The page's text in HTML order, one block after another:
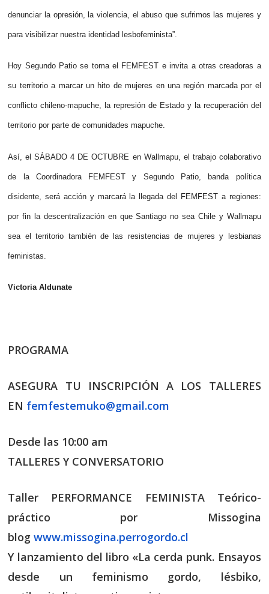
denunciar la opresión, la violencia, el abuso que sufrimos las mujeres y
para visibilizar nuestra identidad lesbofeminista”.
Hoy Segundo Patio se toma el FEMFEST e invita a otras creadoras a
su territorio a marcar un hito de mujeres en una región marcada por el
conflicto chileno-mapuche, la represión de Estado y la recuperación del
territorio por parte de comunidades mapuche.
Así, el SÁBADO 4 DE OCTUBRE en Wallmapu, el trabajo colaborativo
de la Coordinadora FEMFEST y Segundo Patio, banda política
disidente, será acción y marcará la llegada del FEMFEST a regiones:
por fin la descentralización en que Santiago no sea Chile y Wallmapu
sea el territorio también de las resistencias de mujeres y lesbianas
feministas.
Victoria Aldunate
PROGRAMA
ASEGURA TU INSCRIPCIÓN A LOS TALLERES
EN femfestemuko@gmail.com
Desde las 10:00 am
TALLERES Y CONVERSATORIO
Taller PERFORMANCE FEMINISTA Teórico-
práctico por Missogina
blogwww.missogina.perrogordo.cl
Y lanzamiento del libro «La cerda punk. Ensayos
desde un feminismo gordo, lésbiko,